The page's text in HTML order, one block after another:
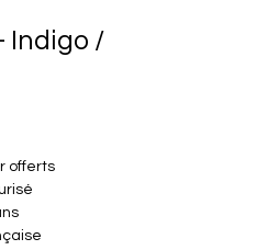
Indigo /
offerts